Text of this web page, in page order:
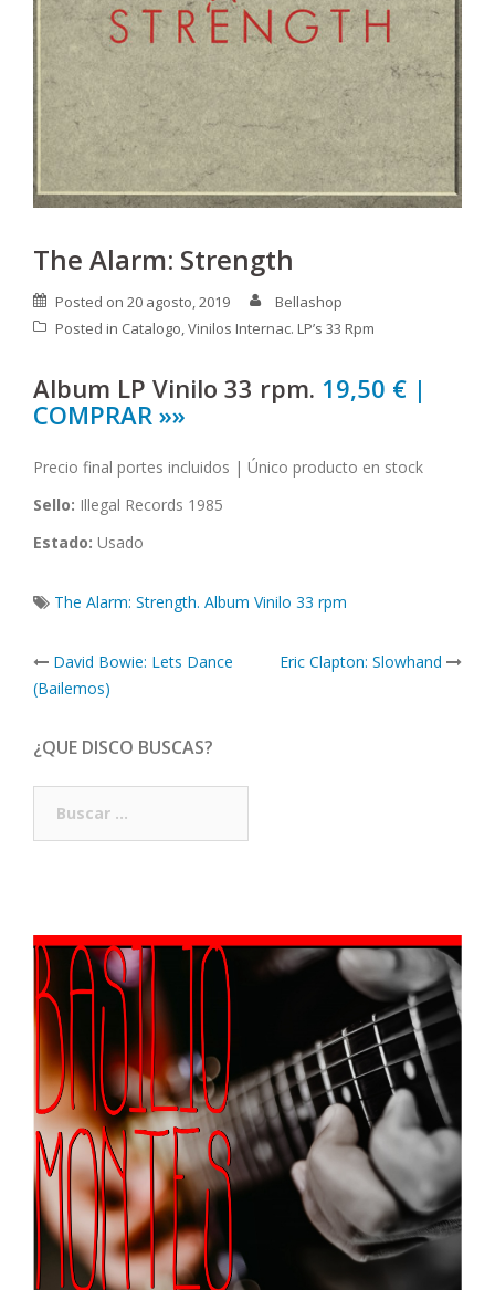
The Alarm: Strength
Posted on 20 agosto, 2019
Bellashop
Posted in Catalogo,Vinilos Internac. LP’s 33 Rpm
Album LP Vinilo 33 rpm. 19,50 € |
COMPRAR »»
Precio final portes incluidos | Único producto en stock
Sello: Illegal Records 1985
Estado: Usado
The Alarm: Strength. Album Vinilo 33 rpm
Post
navigation
David Bowie: Lets Dance
(Bailemos)
Eric Clapton: Slowhand
¿QUE DISCO BUSCAS?